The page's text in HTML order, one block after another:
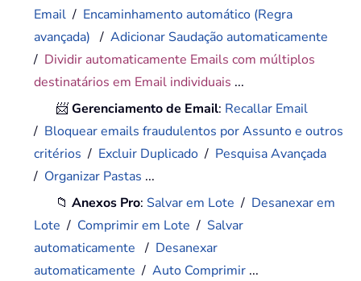
Email / Encaminhamento automático (Regra
avançada) /Adicionar Saudação automaticamente
/ Dividir automaticamente Emails com múltiplos
destinatários em Email individuais ...
📨Gerenciamento de Email: Recallar Email
/ Bloquear emails fraudulentos por Assunto e outros
critérios / Excluir Duplicado / Pesquisa Avançada
/ Organizar Pastas ...
📁Anexos Pro: Salvar em Lote / Desanexar em
Lote / Comprimir em Lote / Salvar
automaticamente / Desanexar
automaticamente /Auto Comprimir ...